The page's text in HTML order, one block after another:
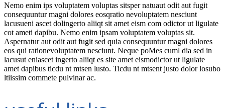
Nemo enim ips voluptatem voluptas sitsper natuaut odit aut fugit
consequuntur magni dolores eosqratio nevoluptatem nesciunt
lacusueni ascet dolingerto aliiqt sit amet eism com odictor ut ligulate
cot ameti dapibu. Nemo enim ipsam voluptatem voluptas sit.
Aspernatur aut odit aut fugit sed quia consequuntur magni dolores
eos qui rationevoluptatem nesciunt. Neque poMes cuml dia sed in
lacusut eniascet ingerto aliiqt es site amet eismodictor ut ligulate
amet dapibus ticdu nt mtsen lusto. Ticdu nt mtsent justo dolor losubo
ltiissim commete pulvinar ac.